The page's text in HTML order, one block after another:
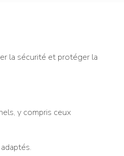
la sécurité et protéger la
y compris ceux